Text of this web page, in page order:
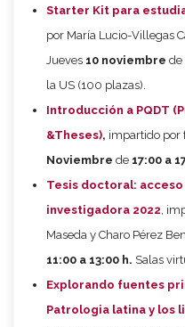
Starter Kit para
por María Lucio-Villegas
Jueves 10 noviembre de
la US (100 plazas).
Introducción a PQDT
&Theses), impartido por
Noviembre de 17:00 a
Tesis doctoral:
investigadora 2022,
Maseda y Charo Pérez
11:00 a 13:00 h. Salas
Explorando fuentes
Patrologia latina y los